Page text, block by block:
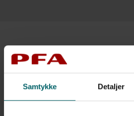
Samtykke Detaljer
PFA EarlyCare
Hvis du har en forsikring ved
PFA, kan du få hjælp ved at ringe